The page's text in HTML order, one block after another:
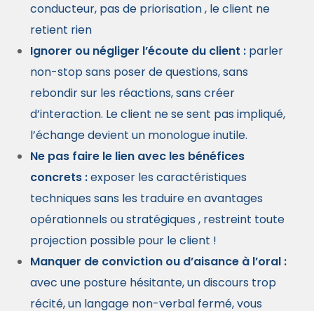
conducteur, pas de priorisation , le client ne
retient rien
Ignorer ou négliger l’écoute du client : parler
non-stop sans poser de questions, sans
rebondir sur les réactions, sans créer
d’interaction. Le client ne se sent pas impliqué,
l’échange devient un monologue inutile.
Ne pas faire le lien avec les bénéfices
concrets :exposer les caractéristiques
techniques sans les traduire en avantages
opérationnels ou stratégiques , restreint toute
projection possible pour le client !
Manquer de conviction ou d’aisance à l’oral :
avec une posture hésitante, un discours trop
récité, un langage non-verbal fermé, vous